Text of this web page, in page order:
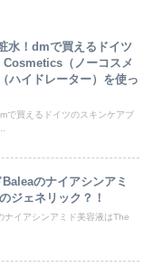
水！dmで買えるドイツ
（ノーコスメ
ハイドレーター）を使っ
で買えるドイツのスキンケアブ
のナイアシンアミ
ジェネリック？！
イアシンアミド美容液はThe